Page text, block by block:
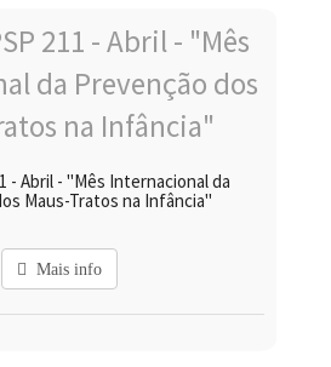
- Abril - "Mês Internacional da
Maus-Tratos na Infância"
Mais info